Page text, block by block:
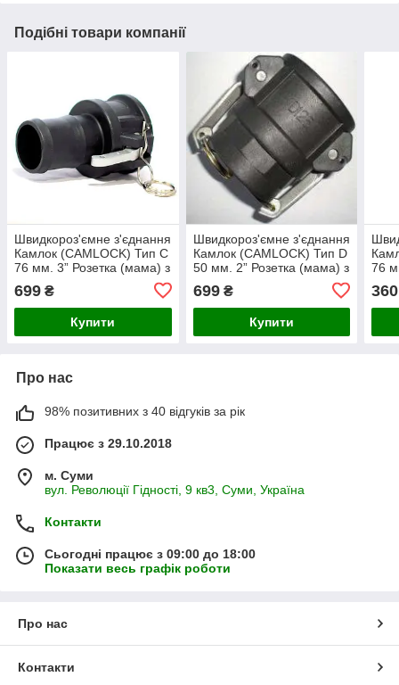
Подібні товари компанії
Швидкороз'ємне з'єднання
Камлок (CAMLOCK) Тип С
76 мм. 3” Розетка (мама) з
699 ₴
Купити
Швидкороз'ємне з'єднання
Камлок (CAMLOCK) Тип D
50 мм. 2” Розетка (мама) з
699₴
Купити
76
360
Про нас
98% позитивних з 40 відгуків за рік
Працює з 29.10.2018
м. Суми
вул. Революції Гідності, 9 кв3, Суми, Україна
Контакти
Сьогодні працює з 09:00 до 18:00
Показати весь графік роботи
Про нас
Контакти